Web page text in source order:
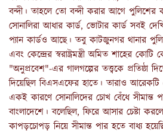
বন্দী। তাহলে তো বন্দী করার আগে পুলিশের
সোনালিরা আধার কার্ড, ভোটার কার্ড সবই
প্যান কার্ডও আছে। তবু কাটজুনগর থানার
এবং কেন্দ্রের স্বরাষ্ট্রমন্ত্রী অমিত শাহের কোটি
"অনুপ্রবেশ"-এর গালগল্পের তত্ত্বকে
দিয়েছিল বিএসএফের হাতে। তারাও আরেকটি
একই কারণে সোনালিদের চোখ বেঁধে সীমান্ত
বাংলাদেশে। বলেছিল, ফিরে আসার চেষ্টা
কাপড়চোপড় নিয়ে সীমান্ত পার হতে বাধ্য